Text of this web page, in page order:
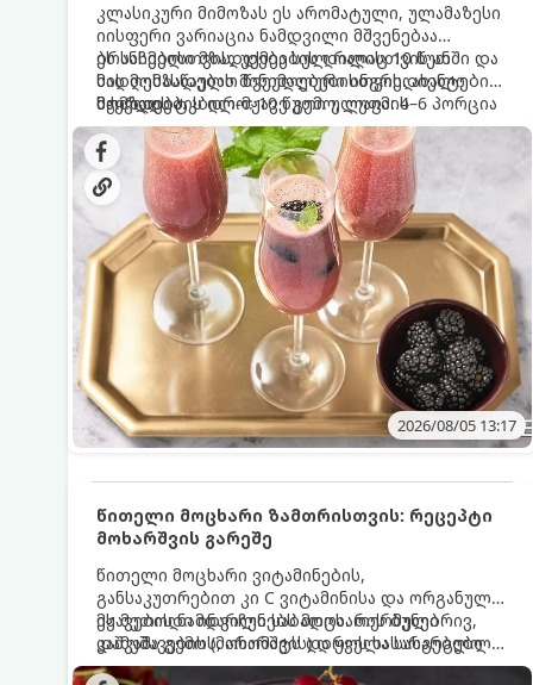
კლასიკური მიმოზას ეს არომატული, ულამაზესი
იისფერი ვარიაცია ნამდვილი მშვენებაა
ბრანჩებისთვის, უქმეების დილისთვის ან
სადღესასწაულო წვეულებებისთვის. ახალი
მაყვლის ტკბილ-მჟავე გემო, ლაიმის
ციტრუსოვანი არომატი და ცქრიალა ღვინის
ბუშტუკები ქმნის საოცრად დახვეწილ და
მაგრილებელ კოქტეილს.
ეს სასმელი მზადდება სულ რაღაც 10 წუთში და
მის მომზადებას მინიმალური ინგრედიენტები
სჭირდება.
მომზადების დრო: 10 წუთი ულუფა: 4–6 პორცია
2026/08/05 13:17
წითელი მოცხარი ზამთრისთვის: რეცეპტი
მოხარშვის გარეშე
წითელი მოცხარი ვიტამინების,
განსაკუთრებით კი C ვიტამინისა და ორგანული
მჟავების ნამდვილი საბადოა. თერმული
დამუშავების (მოხარშვის) დროს სასარგებლო
ნივთიერებების დიდი ნაწილი იშლება. ამიტომ,
ეს მეთოდი ინარჩუნებს მოცხარის ბუნებრივ,
კაშკაშა გემოს, არომატს და ყველა სასარგებლო
თვისებას.